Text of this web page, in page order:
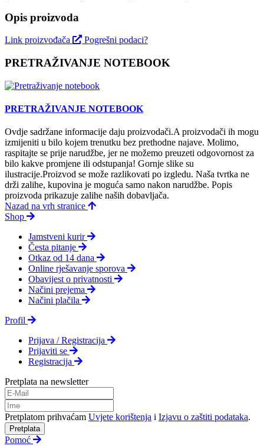
Opis proizvoda
Link proizvođača Pogrešni podaci?
PRETRAŽIVANJE NOTEBOOK
PRETRAŽIVANJE NOTEBOOK
Ovdje sadržane informacije daju proizvodači.A proizvodači ih mogu
izmijeniti u bilo kojem trenutku bez prethodne najave. Molimo,
raspitajte se prije narudžbe, jer ne možemo preuzeti odgovornost za
bilo kakve promjene ili odstupanja! Gornje slike su
ilustracije.Proizvod se može razlikovati po izgledu. Naša tvrtka ne
drži zalihe, kupovina je moguća samo nakon narudžbe. Popis
proizvoda prikazuje zalihe naših dobavljača.
Nazad na vrh stranice
Shop
Jamstveni kurir
Česta pitanje
Otkaz od 14 dana
Online rješavanje sporova
Obavijest o privatnosti
Načini prejema
Načini plačila
Profil
Prijava / Registracija
Prijaviti se
Registracija
Pretplata na newsletter
Pretplatom prihvaćam Uvjete korištenja i Izjavu o zaštiti podataka.
Pretplata
Pomoć